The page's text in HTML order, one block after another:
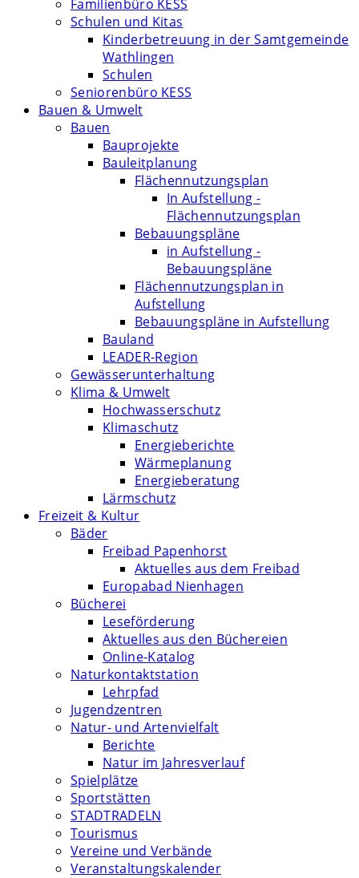
Familienbüro KESS
Schulen und Kitas
Kinderbetreuung in der Samtgemeinde
Wathlingen
Schulen
Seniorenbüro KESS
Bauen & Umwelt
Bauen
Bauprojekte
Bauleitplanung
Flächennutzungsplan
In Aufstellung -
Flächennutzungsplan
Bebauungspläne
in Aufstellung -
Bebauungspläne
Flächennutzungsplan in
Aufstellung
Bebauungspläne in Aufstellung
Bauland
LEADER-Region
Gewässerunterhaltung
Klima & Umwelt
Hochwasserschutz
Klimaschutz
Energieberichte
Wärmeplanung
Energieberatung
Lärmschutz
Freizeit & Kultur
Bäder
Freibad Papenhorst
Aktuelles aus dem Freibad
Europabad Nienhagen
Bücherei
Leseförderung
Aktuelles aus den Büchereien
Online-Katalog
Naturkontaktstation
Lehrpfad
Jugendzentren
Natur- und Artenvielfalt
Berichte
Natur im Jahresverlauf
Spielplätze
Sportstätten
STADTRADELN
Tourismus
Vereine und Verbände
Veranstaltungskalender